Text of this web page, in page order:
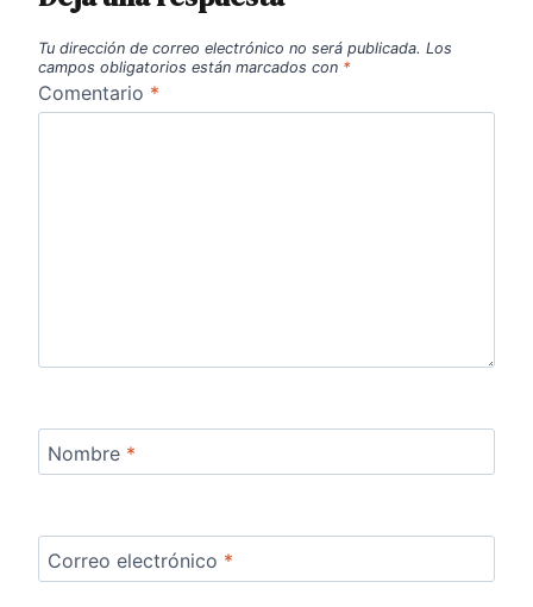
Tu dirección de correo electrónico no será publicada. Los
campos obligatorios están marcados con *
Comentario *
Nombre *
Correo electrónico *